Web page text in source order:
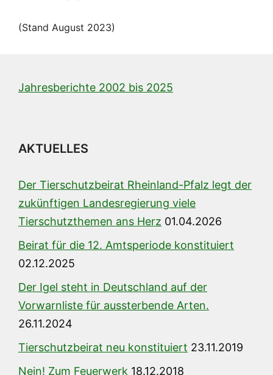
(Stand August 2023)
Jahresberichte 2002 bis 2025
AKTUELLES
Der Tierschutzbeirat Rheinland-Pfalz legt der
zukünftigen Landesregierung viele
Tierschutzthemen ans Herz 01.04.2026
Beirat für die 12. Amtsperiode konstituiert
02.12.2025
Der Igel steht in Deutschland auf der
Vorwarnliste für aussterbende Arten.
26.11.2024
Tierschutzbeirat neu konstituiert 23.11.2019
Nein! Zum Feuerwerk 18.12.2018